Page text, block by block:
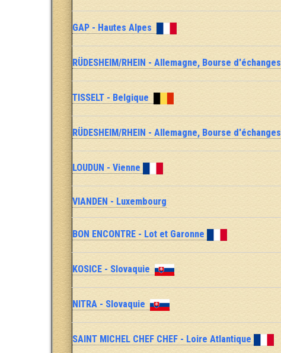
GAP - Hautes Alpes
RÜDESHEIM/RHEIN - Allemagne, Bourse d'échanges
TISSELT - Belgique
RÜDESHEIM/RHEIN - Allemagne, Bourse d'échanges
LOUDUN - Vienne
VIANDEN - Luxembourg
BON ENCONTRE - Lot et Garonne
KOSICE - Slovaquie
NITRA - Slovaquie
SAINT MICHEL CHEF CHEF - Loire Atlantique